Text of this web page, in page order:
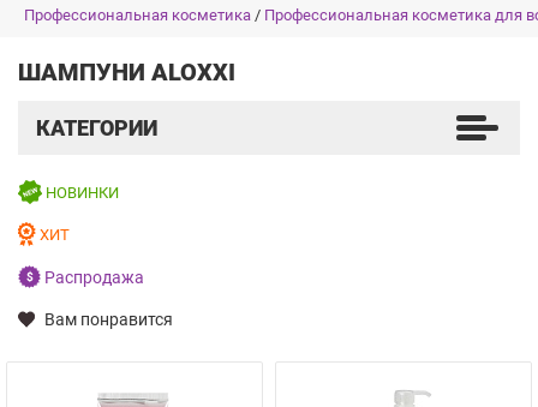
Профессиональная косметика / Профессиональная косметика для
ШАМПУНИ ALOXXI
КАТЕГОРИИ
НОВИНКИ
ХИТ
Распродажа
Вам понравится